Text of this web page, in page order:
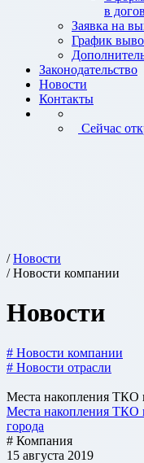
в
Заявка на
График
Законодательство
Новости
Контакты
Сейчас
/Новости
/ Новости компании
Новости
# Новости компании
# Новости отрасли
Места накопления ТКО
Места накопления ТКО
города
# Компания
15 августа 2019